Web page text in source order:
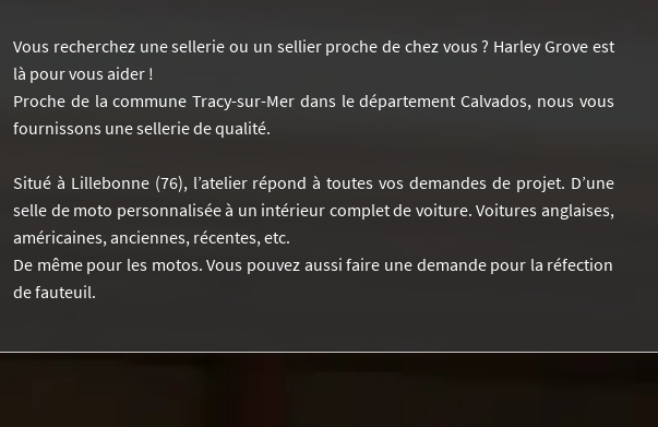
Vous recherchez une sellerie ou un sellier proche de chez vous ? Harley Grove est
là pour vous aider !
Proche de la commune Tracy-sur-Mer dans le département Calvados, nous vous
fournissons une sellerie de qualité.
Situé à Lillebonne (76), l’atelier répond à toutes vos demandes de projet. D’une
selle de moto personnalisée à un intérieur complet de voiture. Voitures anglaises,
américaines, anciennes, récentes, etc.
De même pour les motos. Vous pouvez aussi faire une demande pour la réfection
de fauteuil.